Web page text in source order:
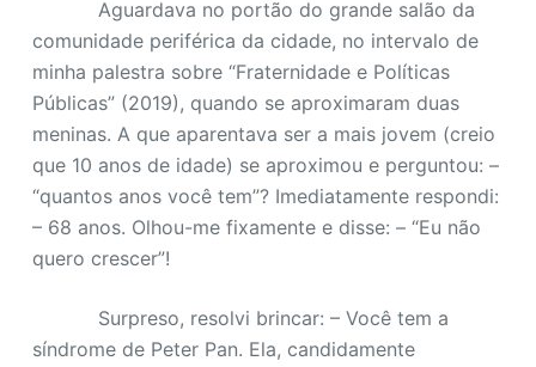
Aguardava no portão do grande salão da
comunidade periférica da cidade, no intervalo de
minha palestra sobre “Fraternidade e Políticas
Públicas” (2019), quando se aproximaram duas
meninas. A que aparentava ser a mais jovem (creio
que 10 anos de idade) se aproximou e perguntou: –
“quantos anos você tem”? Imediatamente respondi:
– 68 anos. Olhou-me fixamente e disse: – “Eu não
quero crescer”!
Surpreso, resolvi brincar: – Você tem a
síndrome de Peter Pan. Ela, candidamente